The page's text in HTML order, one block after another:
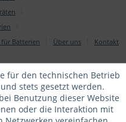
Batterien
Über uns Kontakt
für den technischen Betrieb
stets gesetzt werden.
Benutzung dieser Website
oder die Interaktion mit